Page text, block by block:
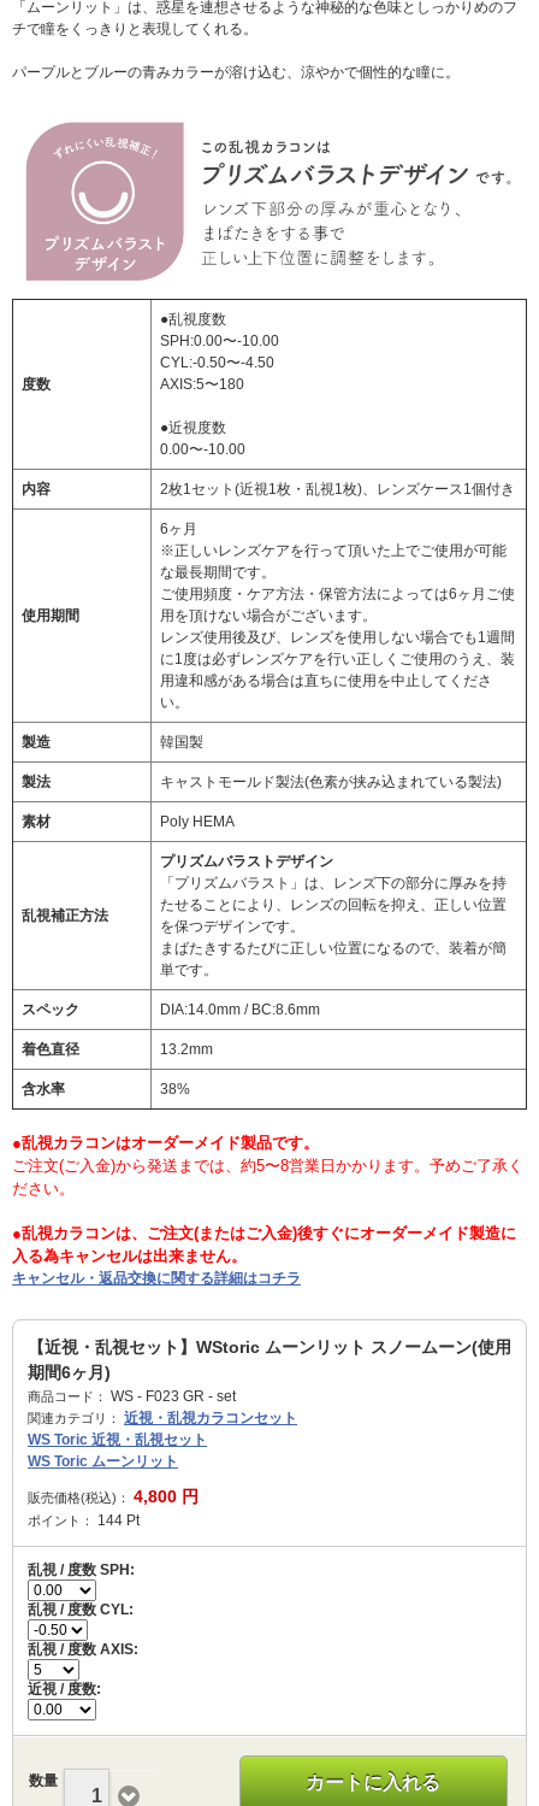
「ムーンリット」は、惑星を連想させるような神秘的な色味としっかりめのフ
チで瞳をくっきりと表現してくれる。
パープルとブルーの青みカラーが溶け込む、涼やかで個性的な瞳に。
度数
●乱視度数
SPH:0.00〜-10.00
CYL:-0.50〜-4.50
AXIS:5〜180
●近視度数
0.00〜-10.00
内容 2枚1セット(近視1枚・乱視1枚)、レンズケース1個付き
使用期間
6ヶ月
※正しいレンズケアを行って頂いた上でご使用が可能
な最長期間です。
ご使用頻度・ケア方法・保管方法によっては6ヶ月ご使
用を頂けない場合がございます。
レンズ使用後及び、レンズを使用しない場合でも1週間
に1度は必ずレンズケアを行い正しくご使用のうえ、装
用違和感がある場合は直ちに使用を中止してくださ
い。
製造 韓国製
製法 キャストモールド製法(色素が挟み込まれている製法)
素材 Poly HEMA
乱視補正方法
プリズムバラストデザイン
「プリズムバラスト」は、レンズ下の部分に厚みを持
たせることにより、レンズの回転を抑え、正しい位置
を保つデザインです。
まばたきするたびに正しい位置になるので、装着が簡
単です。
スペック DIA:14.0mm / BC:8.6mm
着色直径 13.2mm
含水率 38%
●乱視カラコンはオーダーメイド製品です。
ご注文(ご入金)から発送までは、約5〜8営業日かかります。予めご了承く
ださい。
●乱視カラコンは、ご注文(またはご入金)後すぐにオーダーメイド製造に
入る為キャンセルは出来ません。
キャンセル・返品交換に関する詳細はコチラ
【近視・乱視セット】WStoric ムーンリット スノームーン(使用
期間6ヶ月)
商品コード： WS - F023 GR - set
関連カテゴリ：
近視・乱視カラコンセット
WS Toric 近視・乱視セット
WS Toric ムーンリット
販売価格(税込)： 4,800 円
ポイント： 144 Pt
乱視 / 度数 SPH:
乱視 / 度数 CYL:
乱視 / 度数 AXIS:
近視 / 度数:
数量
1
カートに入れる